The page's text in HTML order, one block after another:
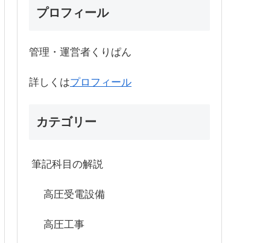
プロフィール
管理・運営者くりぱん
詳しくはプロフィール
カテゴリー
筆記科目の解説
高圧受電設備
高圧工事